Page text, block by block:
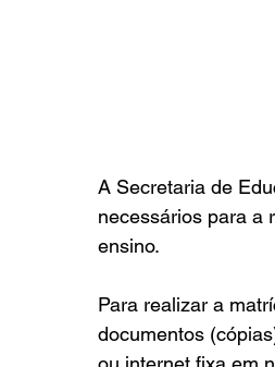
A Secretaria de
necessários para a
ensino.
Para realizar a
documentos